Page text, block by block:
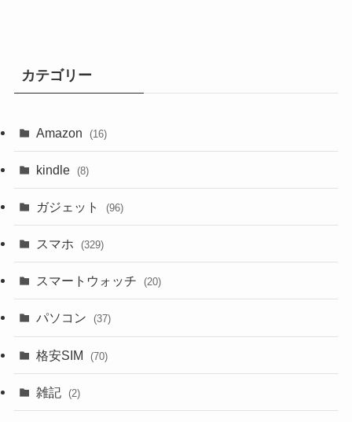
カテゴリー
Amazon (16)
kindle (8)
ガジェット (96)
スマホ (329)
スマートウォッチ (20)
パソコン (37)
格安SIM (70)
雑記 (2)